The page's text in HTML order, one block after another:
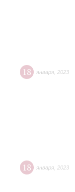
18 января 2023
18 января 2023